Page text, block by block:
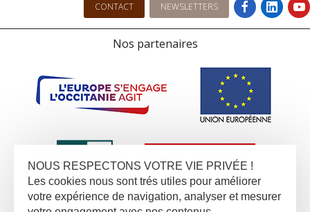
CONTACT NEWSLETTERS
Nos partenaires
NOUS RESPECTONS VOTRE VIE PRIVÉE !
Les cookies nous sont trés utiles pour améliorer
votre expérience de navigation, analyser et mesurer